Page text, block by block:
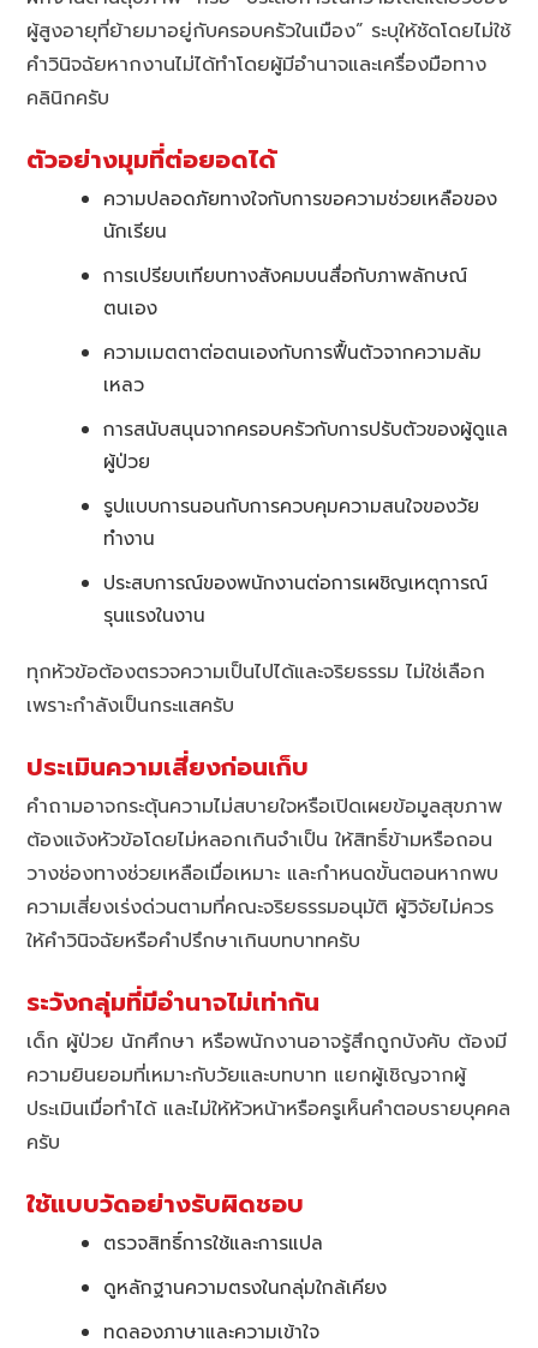
ผู้สูงอายุที่ย้ายมาอยู่กับครอบครัวในเมือง” ระบุให้ชัดโดยไม่ใช้
คำวินิจฉัยหากงานไม่ได้ทำโดยผู้มีอำนาจและเครื่องมือทาง
คลินิกครับ
ตัวอย่างมุมที่ต่อยอดได้
ความปลอดภัยทางใจกับการขอความช่วยเหลือของ
นักเรียน
การเปรียบเทียบทางสังคมบนสื่อกับภาพลักษณ์
ตนเอง
ความเมตตาต่อตนเองกับการฟื้นตัวจากความล้ม
เหลว
การสนับสนุนจากครอบครัวกับการปรับตัวของผู้ดูแล
ผู้ป่วย
รูปแบบการนอนกับการควบคุมความสนใจของวัย
ทำงาน
ประสบการณ์ของพนักงานต่อการเผชิญเหตุการณ์
รุนแรงในงาน
ทุกหัวข้อต้องตรวจความเป็นไปได้และจริยธรรม ไม่ใช่เลือก
เพราะกำลังเป็นกระแสครับ
ประเมินความเสี่ยงก่อนเก็บ
คำถามอาจกระตุ้นความไม่สบายใจหรือเปิดเผยข้อมูลสุขภาพ
ต้องแจ้งหัวข้อโดยไม่หลอกเกินจำเป็น ให้สิทธิ์ข้ามหรือถอน
วางช่องทางช่วยเหลือเมื่อเหมาะ และกำหนดขั้นตอนหากพบ
ความเสี่ยงเร่งด่วนตามที่คณะจริยธรรมอนุมัติ ผู้วิจัยไม่ควร
ให้คำวินิจฉัยหรือคำปรึกษาเกินบทบาทครับ
ระวังกลุ่มที่มีอำนาจไม่เท่ากัน
เด็ก ผู้ป่วย นักศึกษา หรือพนักงานอาจรู้สึกถูกบังคับ ต้องมี
ความยินยอมที่เหมาะกับวัยและบทบาท แยกผู้เชิญจากผู้
ประเมินเมื่อทำได้ และไม่ให้หัวหน้าหรือครูเห็นคำตอบรายบุคคล
ครับ
ใช้แบบวัดอย่างรับผิดชอบ
ตรวจสิทธิ์การใช้และการแปล
ดูหลักฐานความตรงในกลุ่มใกล้เคียง
ทดลองภาษาและความเข้าใจ